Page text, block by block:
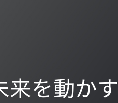
来を動かす